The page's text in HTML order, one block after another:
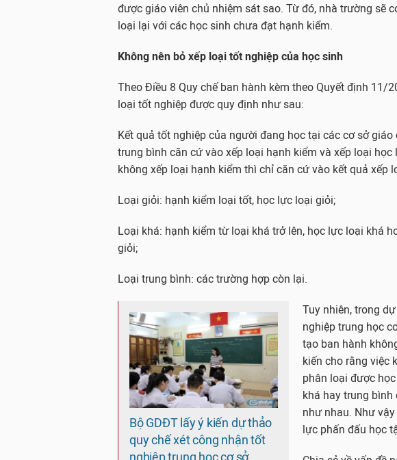
được giáo viên chủ nhiệm sát sao. Từ đó, nhà trường sẽ
loại lại với các học sinh chưa đạt hạnh kiểm.
Không nên bỏ xếp loại tốt nghiệp của học sinh
Theo Điều 8 Quy chế ban hành kèm theo Quyết định 11/
loại tốt nghiệp được quy định như sau:
Kết quả tốt nghiệp của người đang học tại các cơ sở
trung bình căn cứ vào xếp loại hạnh kiểm và xếp loại
không xếp loại hạnh kiểm thì chỉ căn cứ vào kết quả xếp
Loại giỏi: hạnh kiểm loại tốt, học lực loại giỏi;
Loại khá: hạnh kiểm từ loại khá trở lên, học lực loại khá
giỏi;
Loại trung bình: các trường hợp còn lại.
Bộ GDĐT lấy ý kiến dự thảo
quy chế xét công nhận tốt
Tuy nhiên, trong
nghiệp trung học
tạo ban hành
kiến cho rằng việc
phân loại được
khá hay trung bình
như nhau. Như
lực phấn đấu học